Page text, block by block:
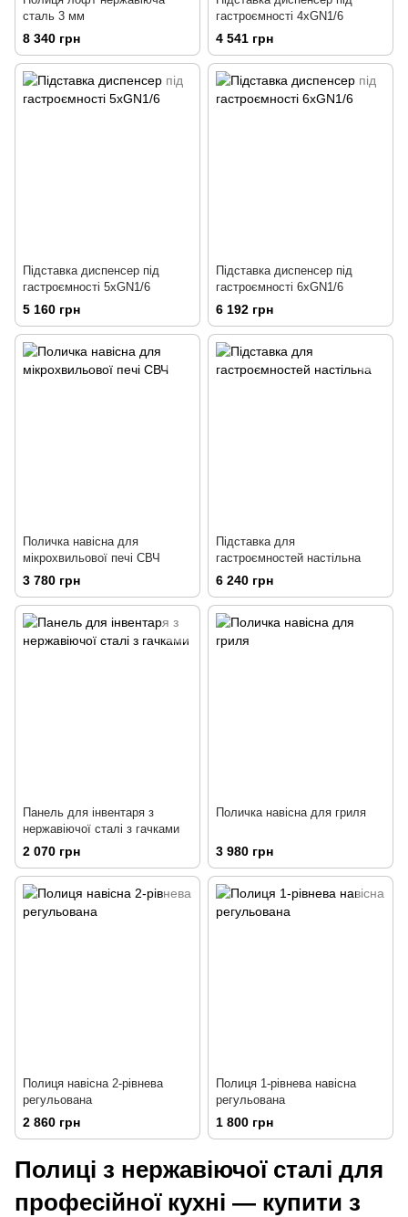
сталь 3 мм
8 340 грн
гастроємності 4хGN1/6
4 541 грн
Підставка диспенсер під
гастроємності 5хGN1/6
5 160 грн
Підставка диспенсер під
гастроємності 6хGN1/6
6 192 грн
Поличка навісна для
мікрохвильової печі СВЧ
3 780 грн
Підставка для
гастроємностей настільна
6 240 грн
Панель для інвентаря з
нержавіючої сталі з гачками
2 070 грн
Поличка навісна для гриля
3 980 грн
Полиця навісна 2-рівнева
регульована
2 860 грн
Полиця 1-рівнева навісна
регульована
1 800 грн
Полиці з нержавіючої сталі для
професійної кухні — купити з